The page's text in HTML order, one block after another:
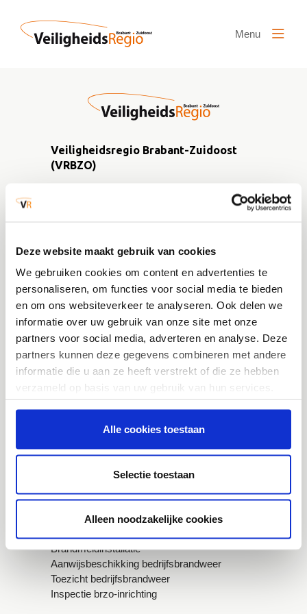
Deze website maakt gebruik van cookies
We gebruiken cookies om content en advertenties te
personaliseren, om functies voor social media te bieden
en om ons websiteverkeer te analyseren. Ook delen we
informatie over uw gebruik van onze site met onze
partners voor social media, adverteren en analyse. Deze
partners kunnen deze gegevens combineren met andere
informatie die u aan ze heeft verstrekt of die ze hebben
verzameld op basis van uw gebruik van hun services.
Marketing
Alle cookies toestaan
Selectie toestaan
Alleen noodzakelijke cookies
Menu
Veiligheidsregio Brabant-Zuidoost
(VRBZO)
Publicaties
Regionaal crisisplan
Standaard- en maatwerkadvies ruimtelijke
ontwikkelingen
Werkwijzer risicobeheersing
Jaaroverzicht 2025
Brandveilig leven
Risicocommunicatie
Bedrijven
Brandmeldinstallatie
Aanwijsbeschikking bedrijfsbrandweer
Toezicht bedrijfsbrandweer
Inspectie brzo-inrichting